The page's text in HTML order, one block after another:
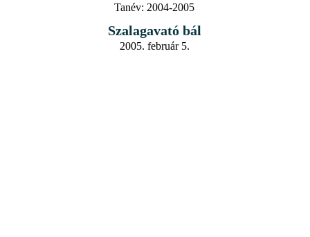
Tanév: 2004-2005
Szalagavató bál
2005. február 5.